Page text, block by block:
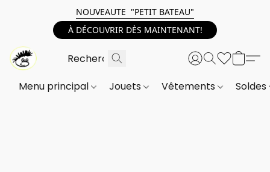
NOUVEAUTE "PETIT BATEAU"
À DÉCOUVRIR DÈS MAINTENANT!
Menu principal Jouets Vêtements Soldes